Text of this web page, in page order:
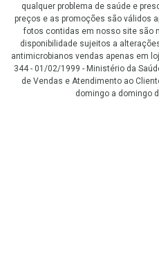
qualquer problema de saúde e
preços e as promoções são válidos
fotos contidas em nosso site são
disponibilidade sujeitos a
antimicrobianos vendas apenas em
344 - 01/02/1999 - Ministério da
de Vendas e Atendimento ao
domingo a domingo